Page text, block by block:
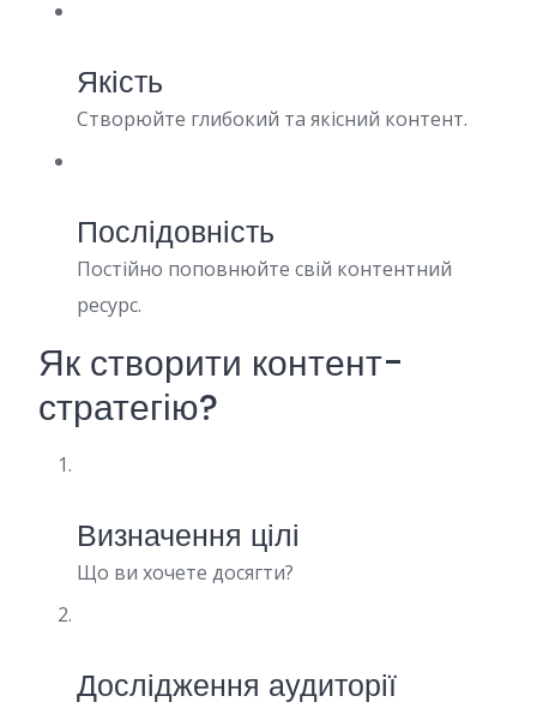
Якість
Створюйте глибокий та якісний контент.
Послідовність
Постійно поповнюйте свій контентний
ресурс.
Як створити контент-
стратегію?
Визначення цілі
Що ви хочете досягти?
Дослідження аудиторії